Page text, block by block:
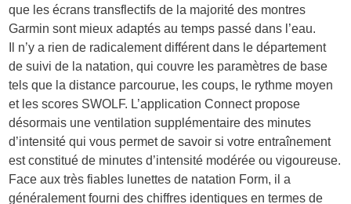
que les écrans transflectifs de la majorité des montres
Garmin sont mieux adaptés au temps passé dans l’eau.
Il n’y a rien de radicalement différent dans le département
de suivi de la natation, qui couvre les paramètres de base
tels que la distance parcourue, les coups, le rythme moyen
et les scores SWOLF. L’application Connect propose
désormais une ventilation supplémentaire des minutes
d’intensité qui vous permet de savoir si votre entraînement
est constitué de minutes d’intensité modérée ou vigoureuse.
Face aux très fiables lunettes de natation Form, il a
généralement fourni des chiffres identiques en termes de